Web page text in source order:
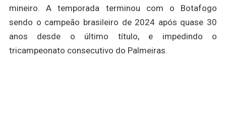
mineiro. A temporada terminou com o Botafogo
sendo o campeão brasileiro de 2024 após quase 30
anos desde o último título, e impedindo o
tricampeonato consecutivo do Palmeiras.